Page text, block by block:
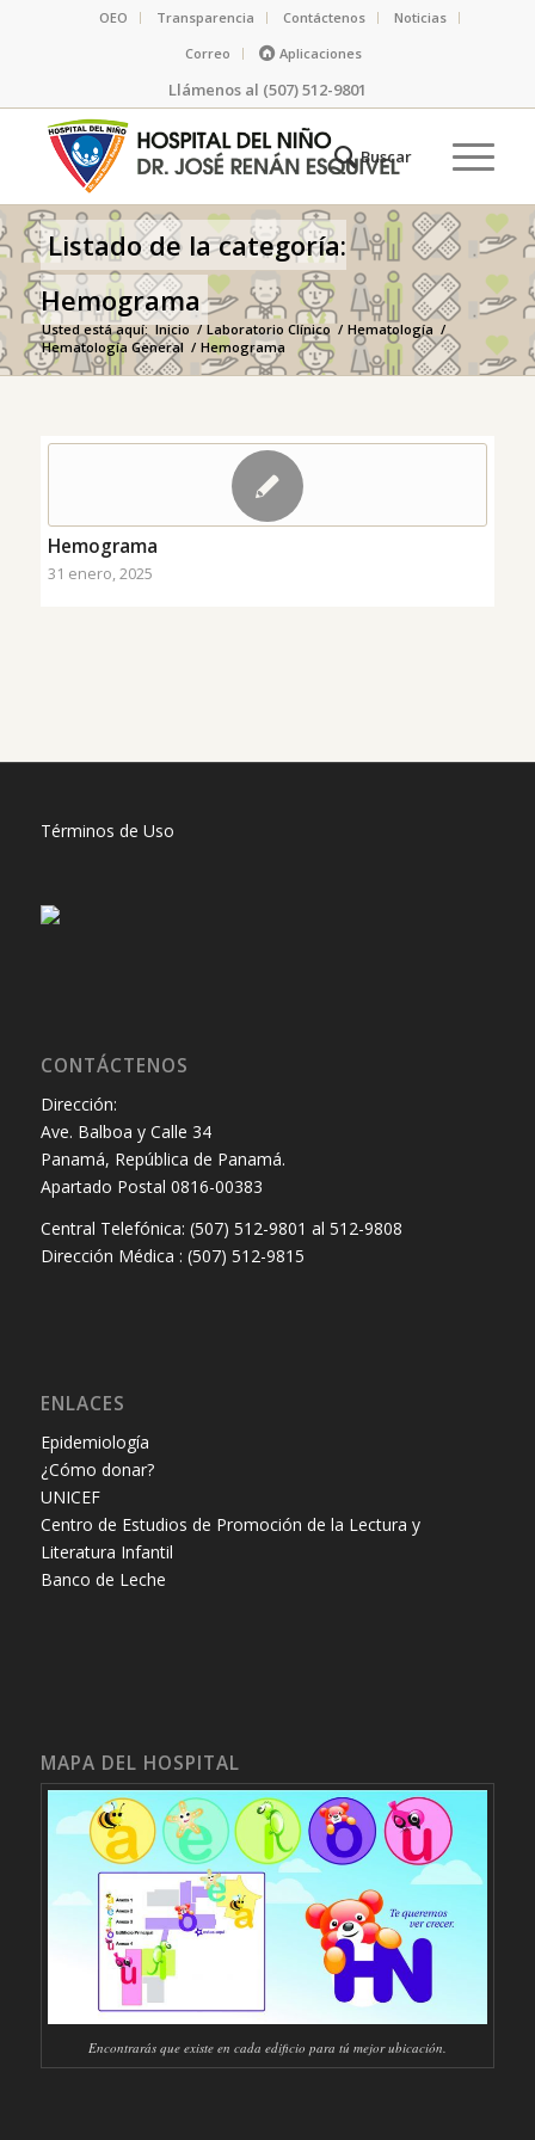
OEO Transparencia Contáctenos
Noticias
Correo
Aplicaciones
Llámenos al (507) 512-9801
Listado de la categoría:
Hemograma
Usted está aquí: Inicio / Laboratorio Clínico / Hematología /
Hematología General / Hemograma
Hemograma
31 enero, 2025
Términos de Uso
CONTÁCTENOS
Dirección:
Ave. Balboa y Calle 34
Panamá, República de Panamá.
Apartado Postal 0816-00383
Central Telefónica: (507) 512-9801 al 512-9808
Dirección Médica : (507) 512-9815
ENLACES
Epidemiología
¿Cómo donar?
UNICEF
Centro de Estudios de Promoción de la Lectura y
Literatura Infantil
Banco de Leche
MAPA DEL HOSPITAL
Encontrarás que existe en cada edificio para tú mejor ubicación.